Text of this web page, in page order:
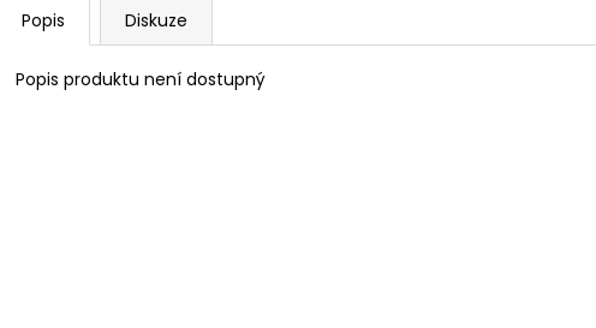
Popis Diskuze
Popis produktu není dostupný